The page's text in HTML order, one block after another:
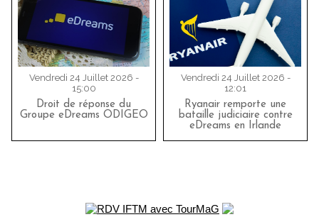
Vendredi 24 Juillet 2026 -
15:00
Droit de réponse du
Groupe eDreams ODIGEO
Vendredi 24 Juillet 2026 -
12:01
Ryanair remporte une
bataille judiciaire contre
eDreams en Irlande